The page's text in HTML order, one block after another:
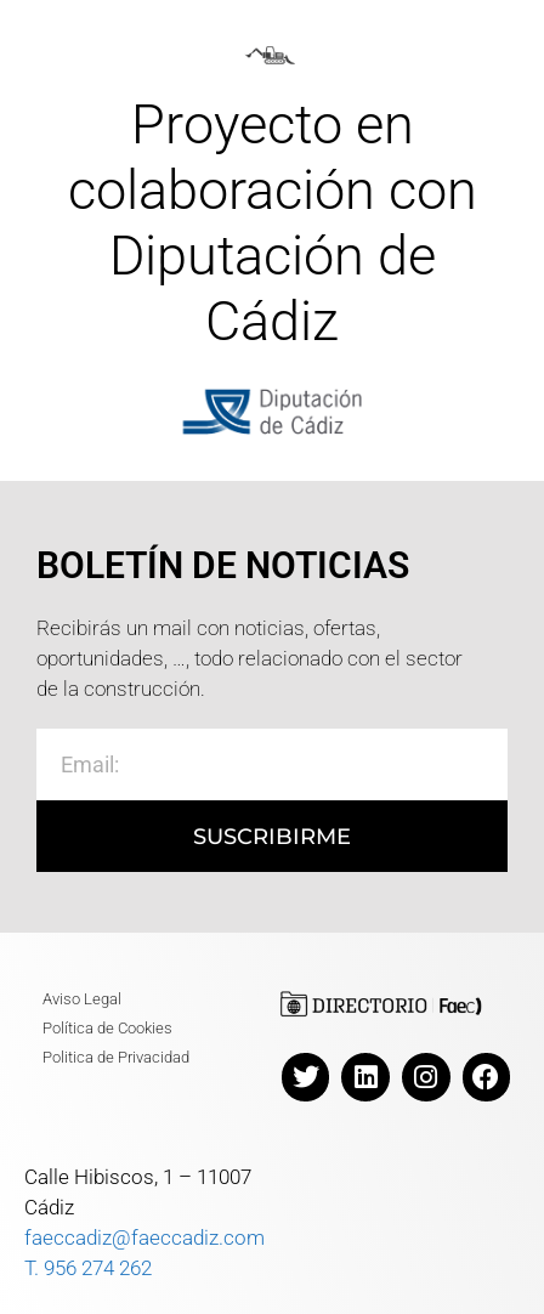
Proyecto en
colaboración con
Diputación de
Cádiz
BOLETÍN DE NOTICIAS
Recibirás un mail con noticias, ofertas,
oportunidades, …, todo relacionado con el sector
de la construcción.
SUSCRIBIRME
Aviso Legal
Política de Cookies
Politica de Privacidad
Calle Hibiscos, 1 – 11007
Cádiz
faeccadiz@faeccadiz.com
T. 956 274 262